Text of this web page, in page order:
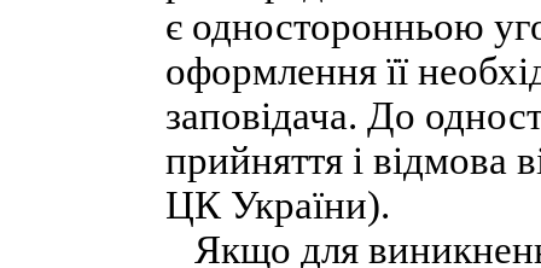
є односторонньою
оформлення її
заповідача. До
прийняття і відмова
ЦК України).
Якщо для